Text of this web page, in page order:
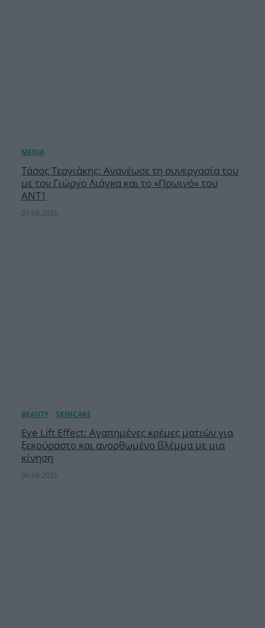
Τάσος Τεργιάκης: Ανανέωσε τη συνεργασία του
με τον Γιώργο Λιάγκα και το «Πρωινό» του
ΑΝΤ1
07.08.2026
Eye Lift Effect: Αγαπημένες κρέμες ματιών για
ξεκούραστο και ανορθωμένο βλέμμα με μια
κίνηση
06.08.2026